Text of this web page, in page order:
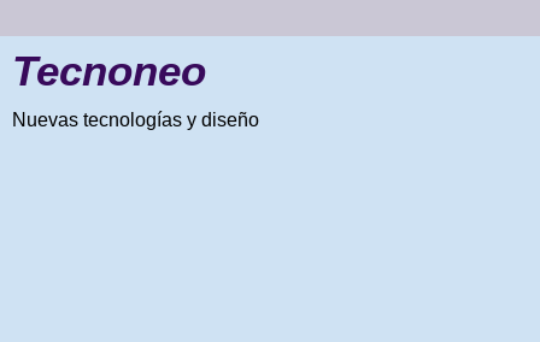
Tecnoneo
Nuevas tecnologías y diseño